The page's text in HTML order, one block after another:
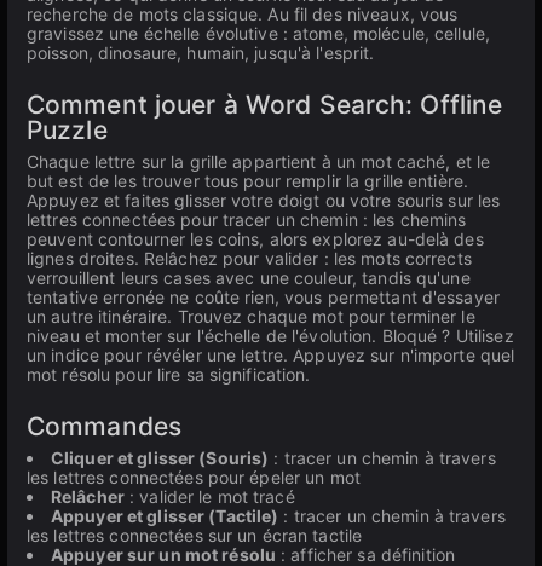
recherche de mots classique. Au fil des niveaux, vous
gravissez une échelle évolutive : atome, molécule, cellule,
poisson, dinosaure, humain, jusqu'à l'esprit.
Comment jouer à Word Search: Offline
Puzzle
Chaque lettre sur la grille appartient à un mot caché, et le
but est de les trouver tous pour remplir la grille entière.
Appuyez et faites glisser votre doigt ou votre souris sur les
lettres connectées pour tracer un chemin : les chemins
peuvent contourner les coins, alors explorez au-delà des
lignes droites. Relâchez pour valider : les mots corrects
verrouillent leurs cases avec une couleur, tandis qu'une
tentative erronée ne coûte rien, vous permettant d'essayer
un autre itinéraire. Trouvez chaque mot pour terminer le
niveau et monter sur l'échelle de l'évolution. Bloqué ? Utilisez
un indice pour révéler une lettre. Appuyez sur n'importe quel
mot résolu pour lire sa signification.
Commandes
Cliquer et glisser (Souris) : tracer un chemin à travers
les lettres connectées pour épeler un mot
Relâcher: valider le mot tracé
Appuyer et glisser (Tactile) : tracer un chemin à travers
les lettres connectées sur un écran tactile
Appuyer sur un mot résolu : afficher sa définition